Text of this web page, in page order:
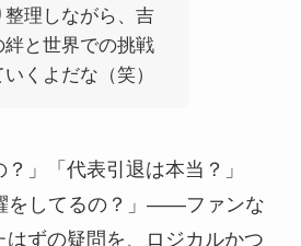
理しながら、吉
絆と世界での挑戦
くよだな（笑）
？」「代表引退は本当？」
をしてるの？」——ファンな
はずの疑問を、ロジカルかつ